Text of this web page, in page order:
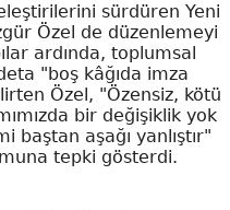
sürdüren Yeni
Özel de düzenlemeyi
ardında, toplumsal
"boş kâğıda imza
Özel, "Özensiz, kötü
bir değişiklik yok
baştan aşağı yanlıştır"
tepki gösterdi.